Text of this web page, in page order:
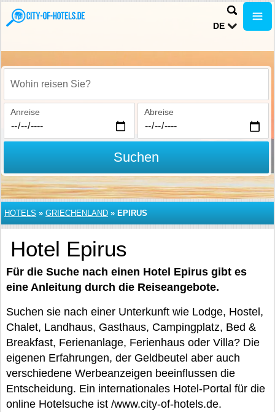
DE
Wohin reisen Sie?
Anreise Abreise
Suchen
HOTELS » GRIECHENLAND » EPIRUS
Hotel Epirus
Für die Suche nach einen Hotel Epirus gibt es
eine Anleitung durch die Reiseangebote.
Suchen sie nach einer Unterkunft wie Lodge, Hostel,
Chalet, Landhaus, Gasthaus, Campingplatz, Bed &
Breakfast, Ferienanlage, Ferienhaus oder Villa? Die
eigenen Erfahrungen, der Geldbeutel aber auch
verschiedene Werbeanzeigen beeinflussen die
Entscheidung. Ein internationales Hotel-Portal für die
online Hotelsuche ist /www.city-of-hotels.de.